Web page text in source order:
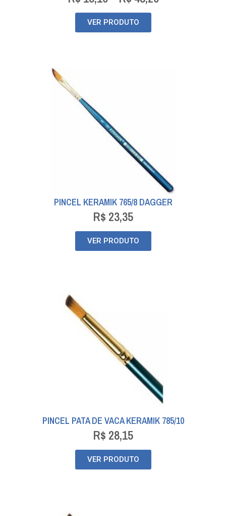
VER PRODUTO
PINCEL KERAMIK 765/8 DAGGER
R$ 23,35
VER PRODUTO
PINCEL PATA DE VACA KERAMIK 785/10
R$ 28,15
VER PRODUTO